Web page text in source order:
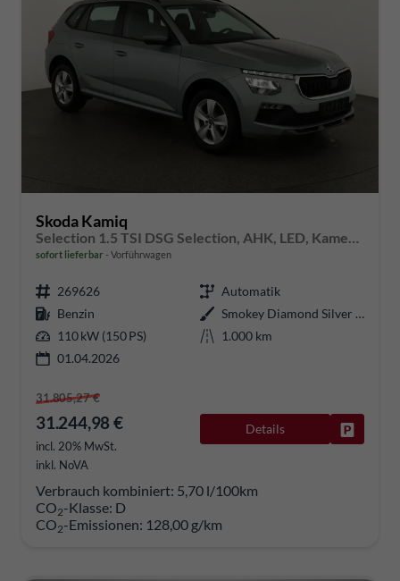
Skoda Kamiq
sofort lieferbar Vorführwagen
269626
Automatik
Benzin
Smokey Diamond Silver Metallic
110 kW (150 PS)
1.000 km
01.04.2026
31.805,27 €
31.244,98 €
incl. 20% MwSt.
inkl. NoVA
Details
Verbrauch kombiniert: 5,70 l/100km
CO2-Klasse: D
CO2-Emissionen: 128,00 g/km